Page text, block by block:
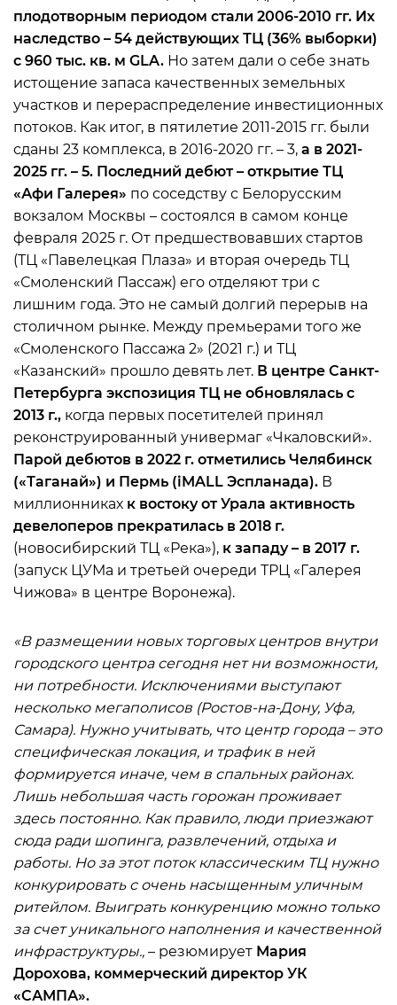
плодотворным периодом стали 2006-2010 гг. Их
наследство – 54 действующих ТЦ (36% выборки)
с 960 тыс. кв. м GLA. Но затем дали о себе знать
истощение запаса качественных земельных
участков и перераспределение инвестиционных
потоков. Как итог, в пятилетие 2011-2015 гг. были
сданы 23 комплекса, в 2016-2020 гг. – 3, а в 2021-
2025 гг. – 5. Последний дебют – открытие ТЦ
«Афи Галерея» по соседству с Белорусским
вокзалом Москвы – состоялся в самом конце
февраля 2025 г. От предшествовавших стартов
(ТЦ «Павелецкая Плаза» и вторая очередь ТЦ
«Смоленский Пассаж) его отделяют три с
лишним года. Это не самый долгий перерыв на
столичном рынке. Между премьерами того же
«Смоленского Пассажа 2» (2021 г.) и ТЦ
«Казанский» прошло девять лет. В центре Санкт-
Петербурга экспозиция ТЦ не обновлялась с
2013 г., когда первых посетителей принял
реконструированный универмаг «Чкаловский».
Парой дебютов в 2022 г. отметились Челябинск
(«Таганай») и Пермь (iMALL Эспланада). В
миллионниках к востоку от Урала активность
девелоперов прекратилась в 2018 г.
(новосибирский ТЦ «Река»), к западу – в 2017 г.
(запуск ЦУМа и третьей очереди ТРЦ «Галерея
Чижова» в центре Воронежа).
«В размещении новых торговых центров внутри
городского центра сегодня нет ни возможности,
ни потребности. Исключениями выступают
несколько мегаполисов (Ростов-на-Дону, Уфа,
Самара). Нужно учитывать, что центр города – это
специфическая локация, и трафик в ней
формируется иначе, чем в спальных районах.
Лишь небольшая часть горожан проживает
здесь постоянно. Как правило, люди приезжают
сюда ради шопинга, развлечений, отдыха и
работы. Но за этот поток классическим ТЦ нужно
конкурировать с очень насыщенным уличным
ритейлом. Выиграть конкуренцию можно только
за счет уникального наполнения и качественной
инфраструктуры., – резюмирует Мария
Дорохова, коммерческий директор УК
«САМПА».